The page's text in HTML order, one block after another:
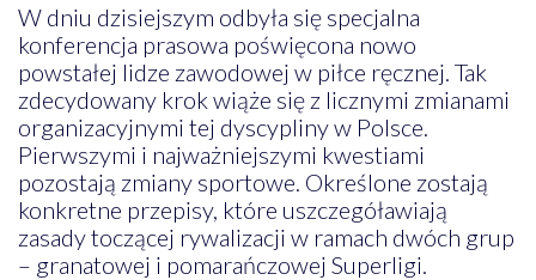
W dniu dzisiejszym odbyła się specjalna
konferencja prasowa poświęcona nowo
powstałej lidze zawodowej w piłce ręcznej. Tak
zdecydowany krok wiąże się z licznymi zmianami
organizacyjnymi tej dyscypliny w Polsce.
Pierwszymi i najważniejszymi kwestiami
pozostają zmiany sportowe. Określone zostają
konkretne przepisy, które uszczegóławiają
zasady toczącej rywalizacji w ramach dwóch grup
– granatowej i pomarańczowej Superligi.